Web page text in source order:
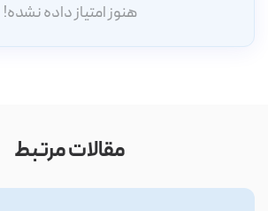
هنوز امتیاز داده نشده!
مقالات مرتبط